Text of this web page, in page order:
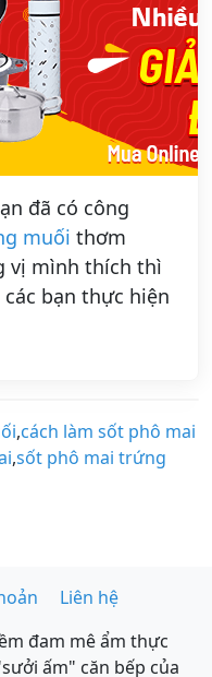
đã có công
muối thơm
vị mình thích thì
các bạn thực hiện
,cách làm sốt phô mai
,sốt phô mai trứng
Liên hệ
đam mê ẩm thực
ấm" căn bếp của